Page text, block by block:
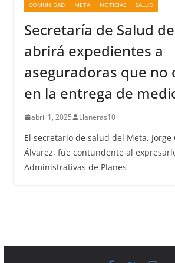
COMUNIDAD META NOTICIAS SALUD
Secretaría de Salud
abrirá expedientes a
aseguradoras que no
en la entrega de
abril 1, 2025 Llaneras10
El secretario de salud del Meta, Jorge
Álvarez, fue contundente al
Administrativas de Planes